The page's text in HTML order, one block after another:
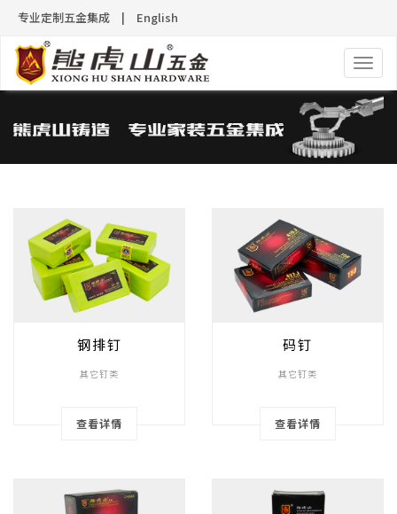
专业定制五金集成 | English
导
航
钢排钉
其它钉类
查看详情
码钉
其它钉类
查看详情